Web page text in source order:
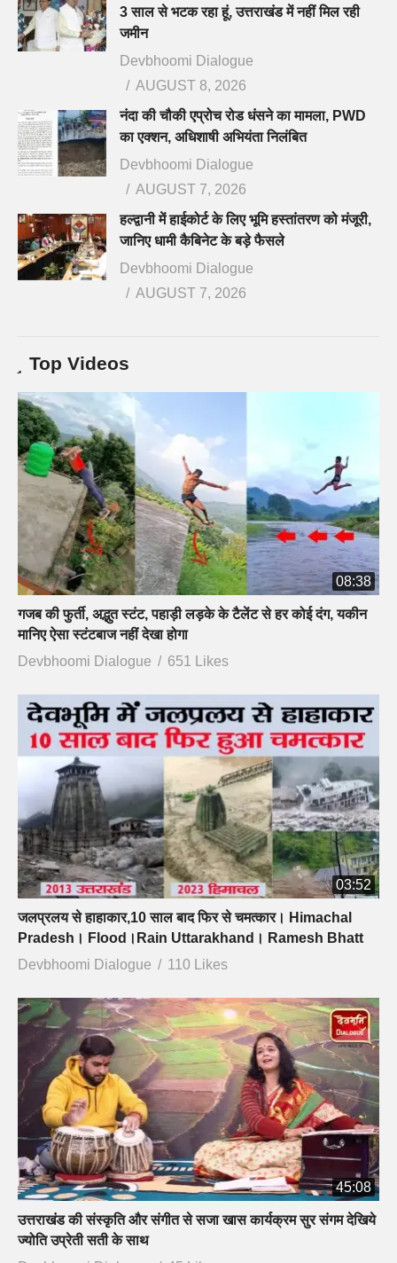
3 साल से भटक रहा हूं, उत्तराखंड में नहीं मिल रही
जमीन
Devbhoomi Dialogue
AUGUST 8, 2026
नंदा की चौकी एप्रोच रोड धंसने का मामला, PWD
का एक्शन, अधिशाषी अभियंता निलंबित
Devbhoomi Dialogue
AUGUST 7, 2026
हल्द्वानी में हाईकोर्ट के लिए भूमि हस्तांतरण को मंजूरी,
जानिए धामी कैबिनेट के बड़े फैसले
Devbhoomi Dialogue
AUGUST 7, 2026
Top Videos
08:38
गजब की फुर्ती, अद्भुत स्टंट, पहाड़ी लड़के के टैलेंट से हर कोई दंग, यकीन
मानिए ऐसा स्टंटबाज नहीं देखा होगा
Devbhoomi Dialogue
651 Likes
03:52
जलप्रलय से हाहाकार,10 साल बाद फिर से चमत्कार। Himachal
Pradesh। Flood।Rain Uttarakhand। Ramesh Bhatt
Devbhoomi Dialogue
110 Likes
45:08
उत्तराखंड की संस्कृति और संगीत से सजा खास कार्यक्रम सुर संगम देखिये
ज्योति उप्रेती सती के साथ